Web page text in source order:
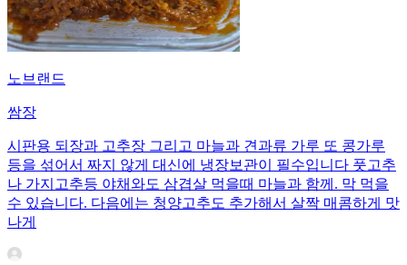
노브랜드
쌈장
시판용 되장과 고추장 그리고 마늘과 견과류 가루 또 콩가루
등을 섞어서 짜지 않게 대신에 냉장보관이 필수입니다 풋고추
나 가지고추등 야채와도 삼겹살 먹을때 마늘과 함께. 막 먹을
수 있습니다. 다음에는 청양고추도 추가해서 살짝 매콤하게 맛
나게